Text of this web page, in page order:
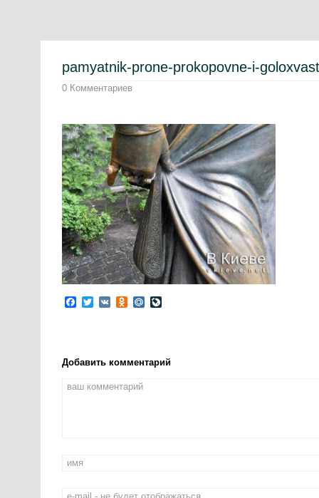
pamyatnik-prone-prokopovne-i-
0 Комментариев
Facebook
Twitter
VK Odnoklassniki
Mail.Ru
Добавить комментарий